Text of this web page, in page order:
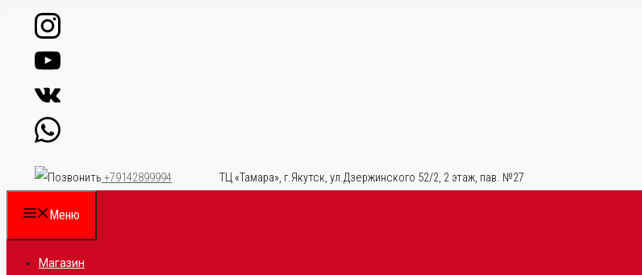
Перейти
содержимому
+79142899994 ТЦ «Тамара», г.Якутск, ул.Дзержинского 52/2, 2 этаж, пав. №27
Меню
Магазин